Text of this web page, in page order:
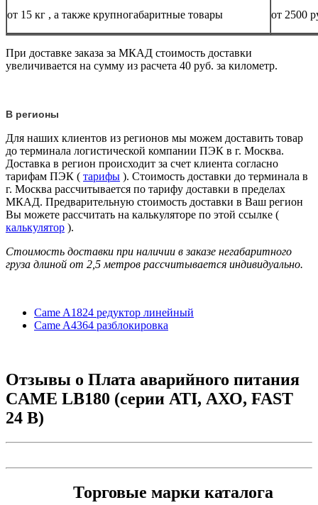
от 15 кг , а также крупногабаритные товары от 2500
При доставке заказа за МКАД стоимость доставки
увеличивается на сумму из расчета 40 руб. за километр.
В регионы
Для наших клиентов из регионов мы можем доставить товар
до терминала логистической компании ПЭК в г. Москва.
Доставка в регион происходит за счет клиента согласно
тарифам ПЭК ( тарифы ). Стоимость доставки до терминала в
г. Москва рассчитывается по тарифу доставки в пределах
МКАД. Предварительную стоимость доставки в Ваш регион
Вы можете рассчитать на калькуляторе по этой ссылке (
калькулятор ).
Стоимость доставки при наличии в заказе негабаритного
груза длиной от 2,5 метров рассчитывается индивидуально.
Came A1824 редуктор линейный
Came A4364 разблокировка
Отзывы о Плата аварийного питания
CAME LB180 (серии ATI, АХО, FAST
24 B)
Торговые марки каталога